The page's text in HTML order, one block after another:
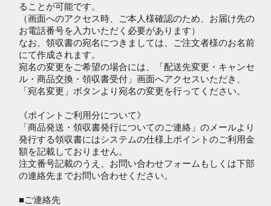
ることが可能です。
（画面へのアクセス時、ご本人様確認のため、お届け先の
お電話番号を入力いただく必要があります）
なお、領収書の宛名につきましては、ご注文者様のお名前
にて作成されます。
宛名の変更をご希望の場合には、「配送先変更・キャンセ
ル・商品交換・領収書受付」画面へアクセスいただき、
「宛名変更」ボタンより宛名の変更を行ってください。
《ポイントご利用分について》
「商品発送・領収書発行についてのご連絡」のメールより
発行する領収書にはシステムの仕様上ポイントのご利用金
額を記載しておりません。
注文番号記載のうえ、お問い合わせフォームもしくは下部
の連絡先までお問い合わせください。
■ご連絡先